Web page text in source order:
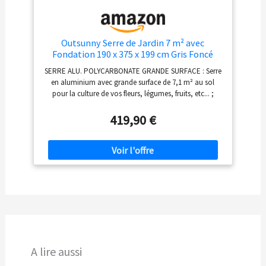
Outsunny Serre de Jardin 7 m² avec
Fondation 190 x 375 x 199 cm Gris Foncé
SERRE ALU. POLYCARBONATE GRANDE SURFACE : Serre
en aluminium avec grande surface de 7,1 m² au sol
pour la culture de vos fleurs, légumes, fruits, etc... ;
de la serre et pour l'entretien de vos végétaux
STRUCTURE RÉSISTANTE AVEC GOUTTIÈRE : Serre en
polycarbonate avec cadre en alliage d'aluminium et
base en acier galvanisé pour une plus grande stabilité et
résistance. Comprend 4 boulons pour fixer la base au
insectes, oiseaux, etc. afin d'optimiser le rendement et
419,90 €
A lire aussi